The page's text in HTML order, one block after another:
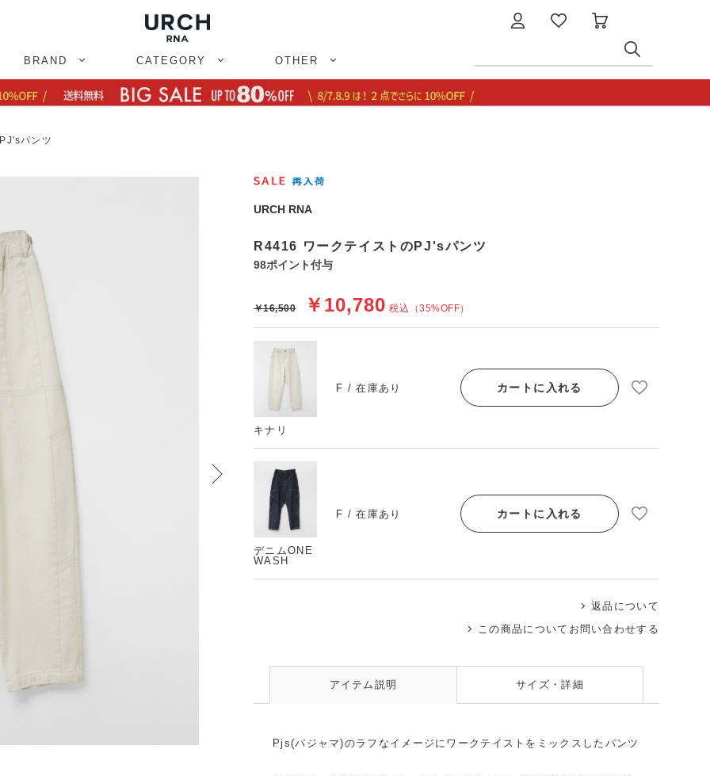
BRAND CATEGORY OTHER
パンツ
URCH RNA
R4416 ワークテイストのPJ'sパンツ
98ポイント付与
（35%OFF）
￥10,780 税込
￥16,500
キナリ
F / 在庫あり カートに入れる
デニムONE
WASH
F / 在庫あり カートに入れる
返品について
この商品についてお問い合わせする
アイテム説明 サイズ・詳細
Pjs(パジャマ)のラフなイメージにワークテイストをミックスしたパンツ